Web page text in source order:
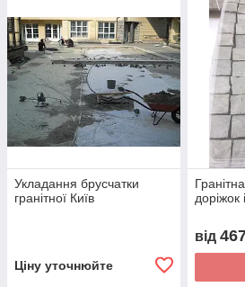
Укладання брусчатки
гранітної Київ
Ціну уточнюйте
доріжок
від